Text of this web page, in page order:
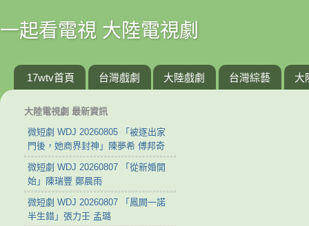
一起看電視 大陸電視劇
17wtv首頁 台灣戲劇 大陸戲劇 台灣綜藝 大
大陸電視劇 最新資訊
微短劇 WDJ 20260805 「被逐出家
門後，她商界封神」陳夢希 傅邦奇
微短劇 WDJ 20260807 「從新婚開
始」陳瑞豐 鄭晨雨
微短劇 WDJ 20260807 「鳳闕一諾
半生錯」張力壬 孟璐